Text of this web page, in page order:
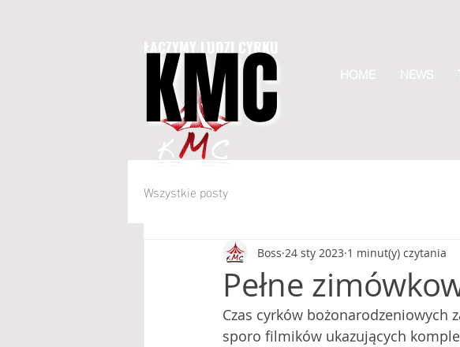
ŁĄCZYMY LUDZI CYRKU
KMC
KMC HOME NEWS
Wszystkie posty
Pełne
Boss 24 sty 2023 1 minut(y) czytania
Czas cyrków bożonarodzeniowych
sporo filmików ukazujących